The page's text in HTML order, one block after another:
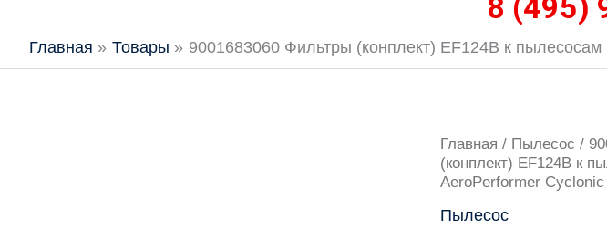
8 (495)
Главная Товары 9001683060 Фильтры (конплект) EF124B к
Главная / Пылесос /
(конплект) EF124B к
AeroPerformer
Пылесос
Количество
товара
9001683060
(конплект)